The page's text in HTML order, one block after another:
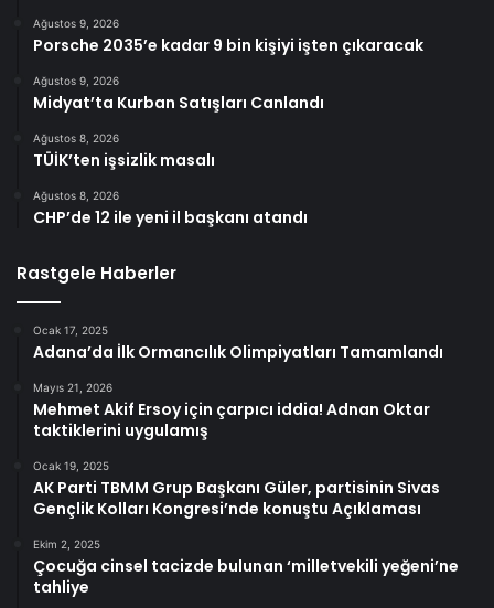
Ağustos 9, 2026
Porsche 2035’e kadar 9 bin kişiyi işten çıkaracak
Ağustos 9, 2026
Midyat’ta Kurban Satışları Canlandı
Ağustos 8, 2026
TÜİK’ten işsizlik masalı
Ağustos 8, 2026
CHP’de 12 ile yeni il başkanı atandı
Rastgele Haberler
Ocak 17, 2025
Adana’da İlk Ormancılık Olimpiyatları Tamamlandı
Mayıs 21, 2026
Mehmet Akif Ersoy için çarpıcı iddia! Adnan Oktar
taktiklerini uygulamış
Ocak 19, 2025
AK Parti TBMM Grup Başkanı Güler, partisinin Sivas
Gençlik Kolları Kongresi’nde konuştu Açıklaması
Ekim 2, 2025
Çocuğa cinsel tacizde bulunan ‘milletvekili yeğeni’ne
tahliye